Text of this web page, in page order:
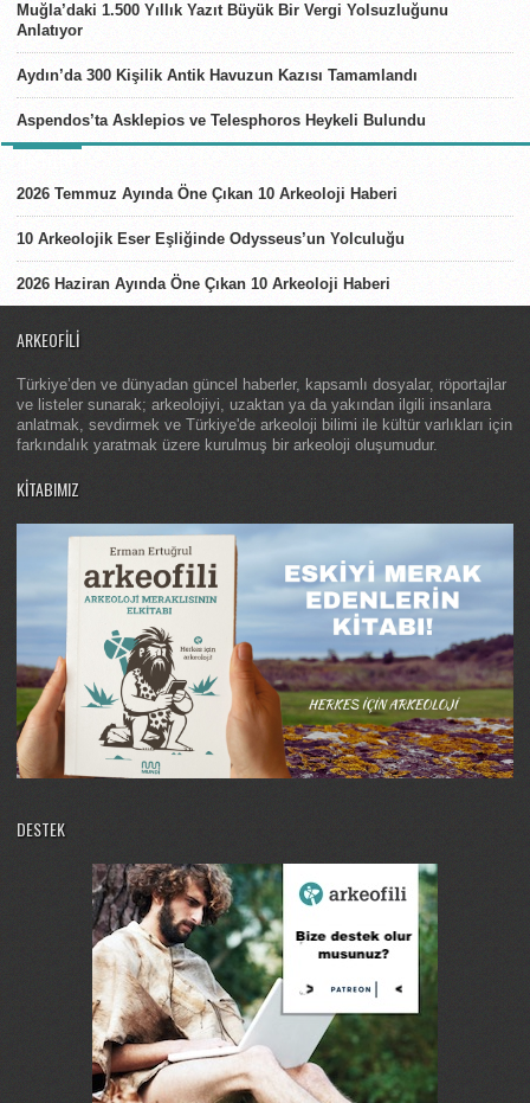
Muğla’daki 1.500 Yıllık Yazıt Büyük Bir Vergi Yolsuzluğunu
Anlatıyor
Aydın’da 300 Kişilik Antik Havuzun Kazısı Tamamlandı
Aspendos’ta Asklepios ve Telesphoros Heykeli Bulundu
2026 Temmuz Ayında Öne Çıkan 10 Arkeoloji Haberi
10 Arkeolojik Eser Eşliğinde Odysseus’un Yolculuğu
2026 Haziran Ayında Öne Çıkan 10 Arkeoloji Haberi
ARKEOFILI
Türkiye’den ve dünyadan güncel haberler, kapsamlı dosyalar, röportajlar
ve listeler sunarak; arkeolojiyi, uzaktan ya da yakından ilgili insanlara
anlatmak, sevdirmek ve Türkiye'de arkeoloji bilimi ile kültür varlıkları için
farkındalık yaratmak üzere kurulmuş bir arkeoloji oluşumudur.
KITABIMIZ
DESTEK